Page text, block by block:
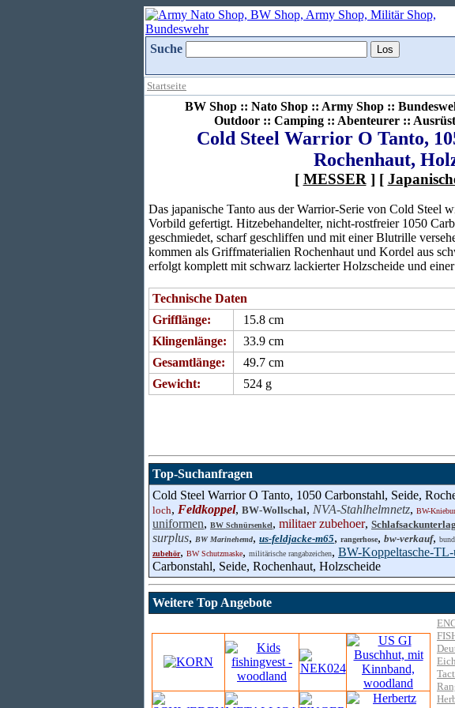
Suche
Startseite
BW Shop :: Nato Shop :: Army Shop ::
Outdoor :: Camping :: Abenteurer ::
Cold Steel Warrior O Tanto,
Rochenhaut,
[ MESSER ] [
Das japanische Tanto aus der Warrior-Serie von Cold Steel
Vorbild gefertigt. Hitzebehandelter, nicht-rostfreier 1050
geschmiedet, scharf geschliffen und mit einer Blutrille
kommen als Griffmaterialien Rochenhaut und Kordel aus
erfolgt komplett mit schwarz lackierter Holzscheide und
Technische Daten
Grifflänge:
15.8 cm
Klingenlänge:
33.9 cm
Gesamtlänge:
49.7 cm
Gewicht:
524 g
Top-Suchanfragen
Cold Steel Warrior O Tanto, 1050 Carbonstahl, Seide,
loch, Feldkoppel, BW-Wollschal, NVA-Stahlhelmnetz, BW-
uniformen, BW Schnürsenkel, militaer zubehoer,
surplus, BW Marinehemd, us-feldjacke-m65, rangerhose, bw-verkauf,
zubehör, BW Schutzmaske, militärische rangabzeichen, BW-Koppeltasche-
Carbonstahl, Seide, Rochenhaut, Holzscheide
Weitere Top Angebote